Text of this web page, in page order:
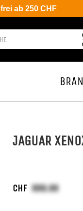
ab 250 CHF
JAGUAR
CHF